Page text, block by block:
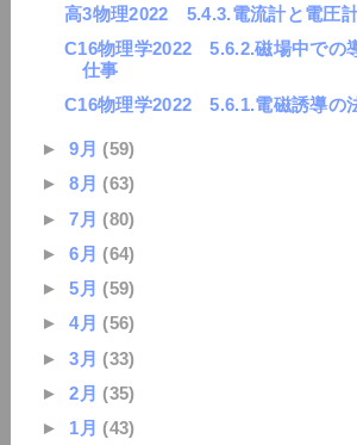
高3物理2022 5.4.3.電流計と電圧
C16物理学2022 5.6.2.磁場中での
仕事
C16物理学2022 5.6.1.電磁誘導の
►9月 (59)
►8月 (63)
►7月 (80)
►6月 (64)
►5月 (59)
►4月 (56)
►3月 (33)
►2月 (35)
► 1月 (43)